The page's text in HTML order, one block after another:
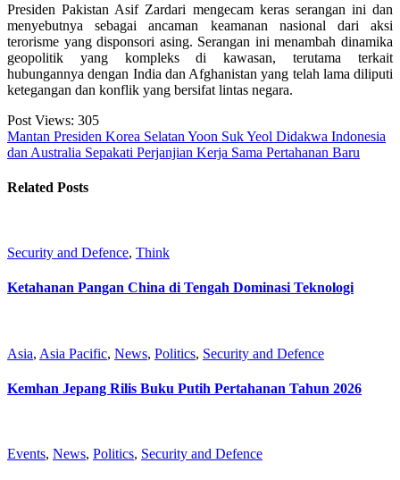
Presiden Pakistan Asif Zardari mengecam keras serangan ini dan
menyebutnya sebagai ancaman keamanan nasional dari aksi
terorisme yang disponsori asing. Serangan ini menambah dinamika
geopolitik yang kompleks di kawasan, terutama terkait
hubungannya dengan India dan Afghanistan yang telah lama diliputi
ketegangan dan konflik yang bersifat lintas negara.
Post Views: 305
Mantan Presiden Korea Selatan Yoon Suk Yeol Didakwa Indonesia
dan Australia Sepakati Perjanjian Kerja Sama Pertahanan Baru
Related Posts
Security and Defence, Think
Ketahanan Pangan China di Tengah Dominasi Teknologi
Asia, Asia Pacific, News, Politics, Security and Defence
Kemhan Jepang Rilis Buku Putih Pertahanan Tahun 2026
Events, News, Politics, Security and Defence